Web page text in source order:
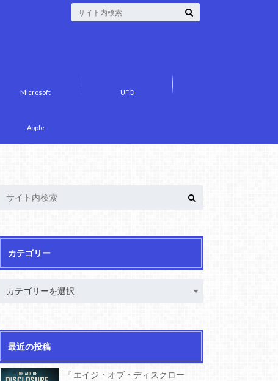
Microsoft UFO
Apple
カテゴリー
最近の投稿
『 エイジ・オブ・ディスクロー